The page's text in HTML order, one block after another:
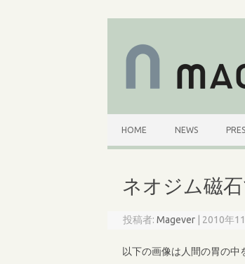
コ
HOME NEWS
ネオジム磁
投稿者:Magever 2010年
以下の画像は人間の胃の中